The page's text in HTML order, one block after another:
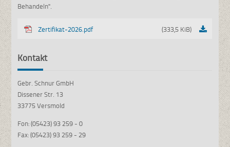
Behandeln".
Zertifikat-2026.pdf (333,5 KiB)
Kontakt
Gebr. Schnur GmbH
Dissener Str. 13
33775 Versmold
Fon: (05423) 93 259 - 0
Fax: (05423) 93 259 - 29